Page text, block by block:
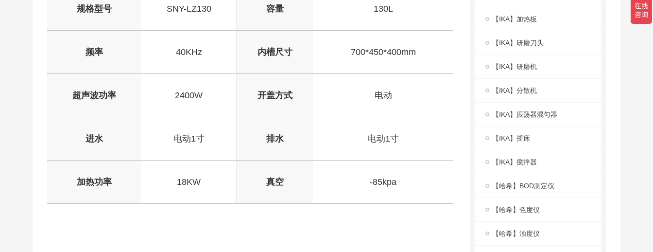
规格型号 SNY-LZ130 容量 130L
频率 40KHz 内槽尺寸 700*450*400mm
超声波功率 2400W 开盖方式 电动
进水 电动1寸 排水 电动1寸
加热功率 18KW 真空 -85kpa
【IKA】加热板
【IKA】研磨刀头
【IKA】研磨机
【IKA】分散机
【IKA】振荡器混匀器
【IKA】摇床
【IKA】搅拌器
【哈希】BOD测定仪
【哈希】色度仪
【哈希】浊度仪